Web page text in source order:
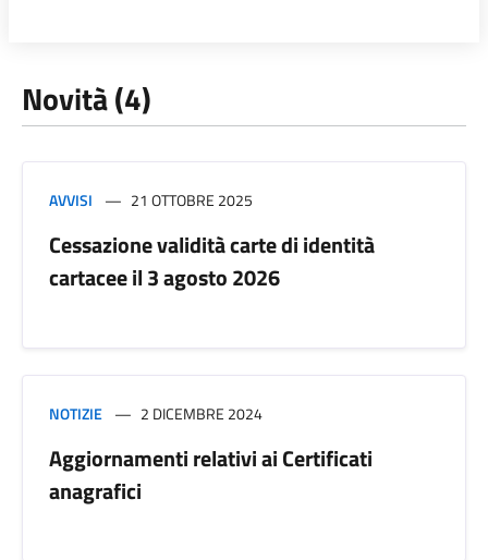
Novità (4)
AVVISI 21 OTTOBRE 2025
Cessazione validità carte di identità
cartacee il 3 agosto 2026
NOTIZIE 2 DICEMBRE 2024
Aggiornamenti relativi ai Certificati
anagrafici